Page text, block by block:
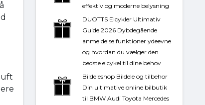
effektiv og moderne belysning
DUOTTS Elcykler Ultimativ
Guide 2026 Dybdegående
anmeldelse funktioner ydeevne
og hvordan du vælger den
bedste elcykel til dine behov
Bildeleshop Bildele og tilbehor
Din ultimative online bilbutik
til BMW Audi Toyota Mercedes